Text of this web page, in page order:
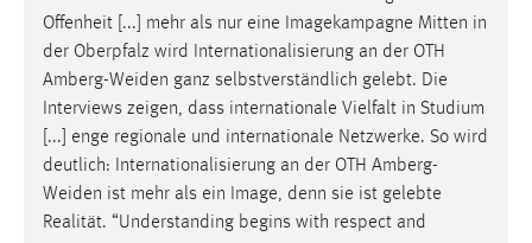
Offenheit [...] mehr als nur eine Imagekampagne Mitten in
der Oberpfalz wird Internationalisierung an der OTH
Amberg-Weiden ganz selbstverständlich gelebt. Die
Interviews zeigen, dass internationale Vielfalt in Studium
[...] enge regionale und internationale Netzwerke. So wird
deutlich: Internationalisierung an der OTH Amberg-
Weiden ist mehr als ein Image, denn sie ist gelebte
Realität. “Understanding begins with respect and